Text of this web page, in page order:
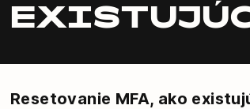
Resetovanie MFA, ako